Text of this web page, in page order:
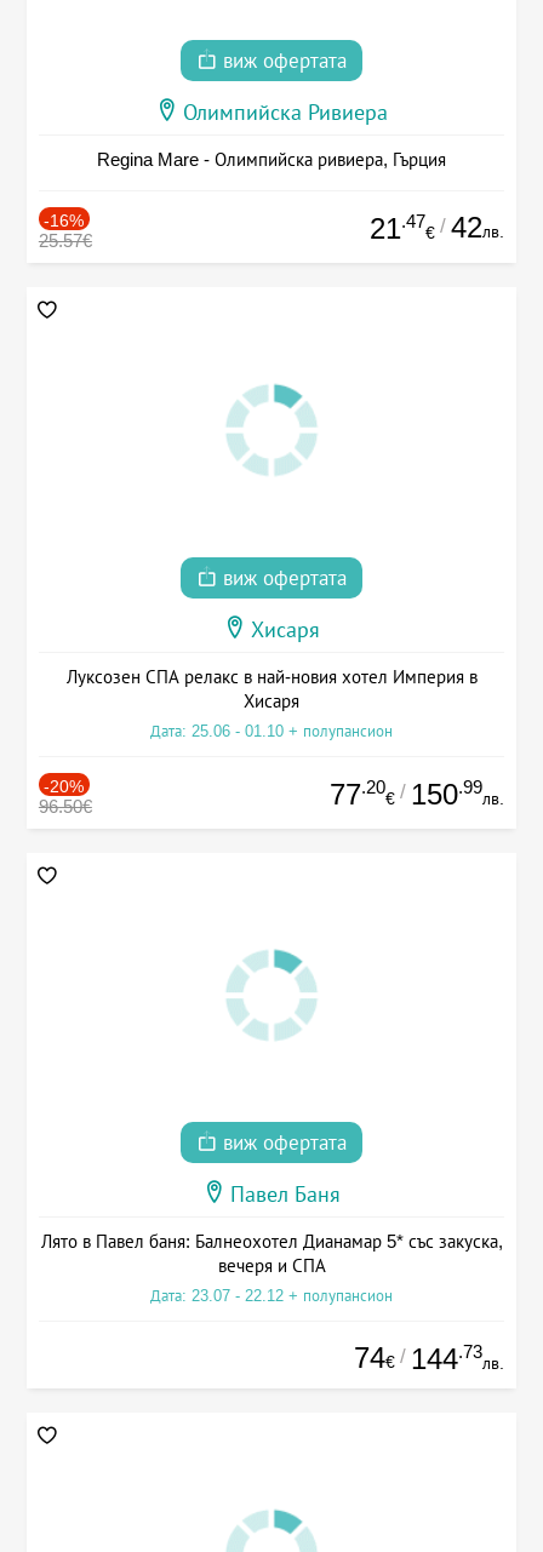
виж офертата
Олимпийска Ривиера
Regina Mare - Олимпийска ривиера, Гърция
-16%
25.57€ 21.47
€ / 42лв.
виж офертата
Хисаря
Луксозен СПА релакс в най-новия хотел Империя в
Хисаря
Дата: 25.06 - 01.10 + полупансион
-20%
96.50€ 77.20
€ / 150.99
лв.
виж офертата
Павел Баня
Лято в Павел баня: Балнеохотел Дианамар 5* със закуска,
вечеря и СПА
Дата: 23.07 - 22.12 + полупансион
74€ / 144.73
лв.